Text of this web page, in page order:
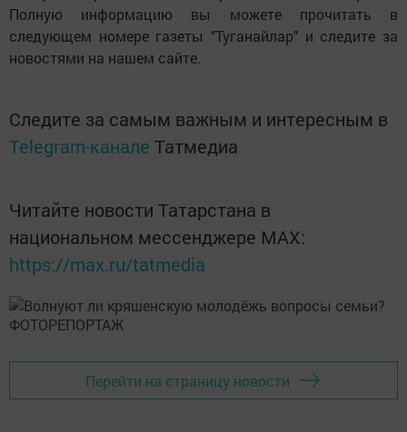
Полную информацию вы можете прочитать в
следующем номере газеты "Туганайлар" и следите за
новостями на нашем сайте.
Следите за самым важным и интересным в
Telegram-канале Татмедиа
Читайте новости Татарстана в
национальном мессенджере MАХ:
https://max.ru/tatmedia
Перейти на страницу новости